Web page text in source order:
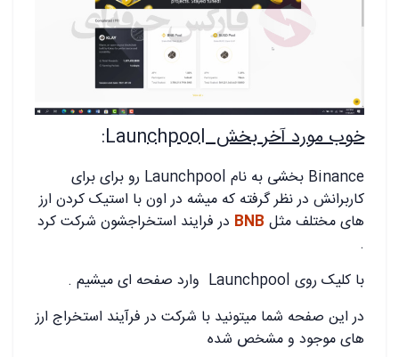
خوب مورد آخر بخشLaunchpool:
Binance بخشی به نام Launchpool رو برای برای
کاربرانش در نظر گرفته که میشه در اون با استیک کردن ارز
های مختلف مثل BNB در فرایند استخراجشون شرکت کرد
.
با کلیک روی Launchpool وارد صفحه ای میشیم .
در این صفحه شما میتونید با شرکت در فرآیند استخراج ارز
های موجود و مشخص شده